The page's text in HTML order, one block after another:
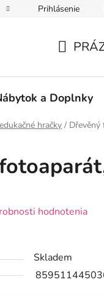
Prihlásenie
KOŠÍK
a Doplnky
hračky / Dřevěný
hodnotenia
Skladem